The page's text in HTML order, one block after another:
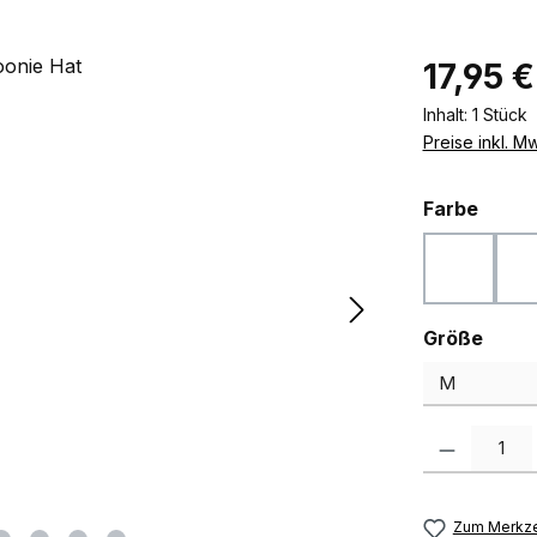
Regulärer
17,95 €
Inhalt: 1 Stück
Preise inkl.
Farbe
Größe
Produkt
Zum